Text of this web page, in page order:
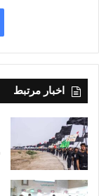
اخبار مرتبط